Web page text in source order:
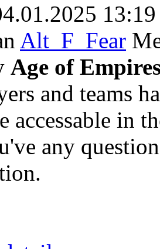
13:19
Alt_F_Fear
Age of
and teams
accessable in
any